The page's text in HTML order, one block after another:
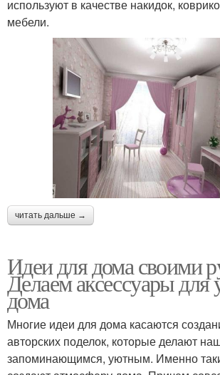
используют в качестве накидок,
мебели.
читать дальше →
Идеи для дома своими
Делаем аксессуары
дома
Многие идеи для дома касаются
авторских поделок, которые делают
запоминающимся, уютным. Именно